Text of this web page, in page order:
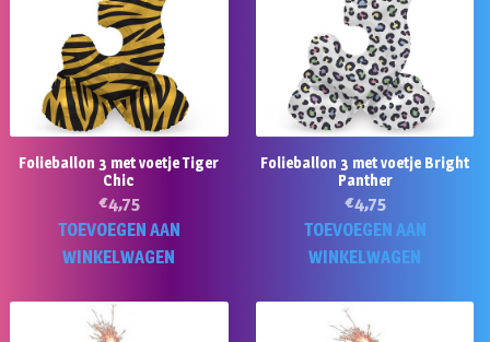
Folieballon 3 met voetje Tiger
Chic
€4,75
TOEVOEGEN AAN
WINKELWAGEN
Folieballon 3 met voetje Bright
Panther
€4,75
TOEVOEGEN AAN
WINKELWAGEN